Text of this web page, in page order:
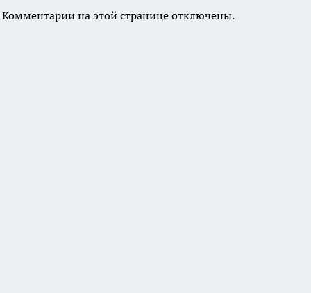
Комментарии на этой странице отключены.